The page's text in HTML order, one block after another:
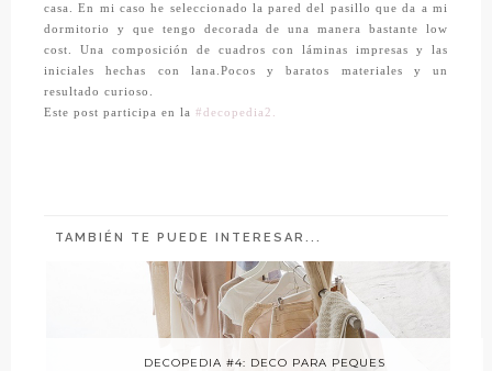
casa. En mi caso he seleccionado la pared del pasillo que da a mi
dormitorio y que tengo decorada de una manera bastante low
cost. Una composición de cuadros con láminas impresas y las
iniciales hechas con lana.Pocos y baratos materiales y un
resultado curioso.
Este post participa en la #decopedia2.
TAMBIÉN TE PUEDE INTERESAR...
DECOPEDIA #4: DECO PARA PEQUES